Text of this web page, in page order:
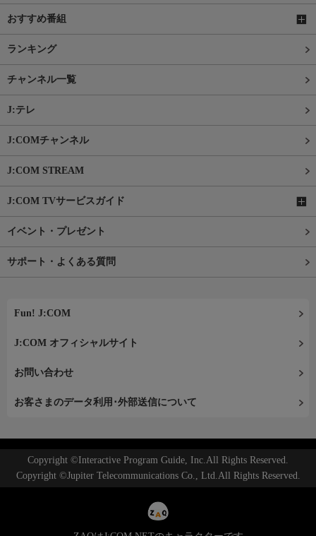
おすすめ番組
ランキング
チャンネル一覧
J:テレ
J:COMチャンネル
J:COM STREAM
J:COM TVサービスガイド
イベント・プレゼント
サポート・よくある質問
Fun! J:COM
J:COM オフィシャルサイト
お問い合わせ
お客さまのデータ利用･外部送信について
Copyright ©Interactive Program Guide, Inc.All Rights Reserved.
Copyright ©Jupiter Telecommunications Co., Ltd.All Rights Reserved.